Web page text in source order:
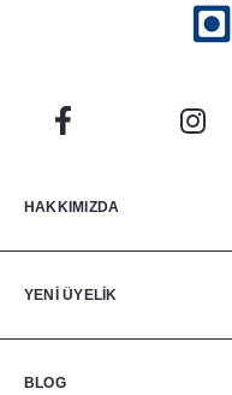
HAKKIMIZDA
YENİ ÜYELİK
BLOG